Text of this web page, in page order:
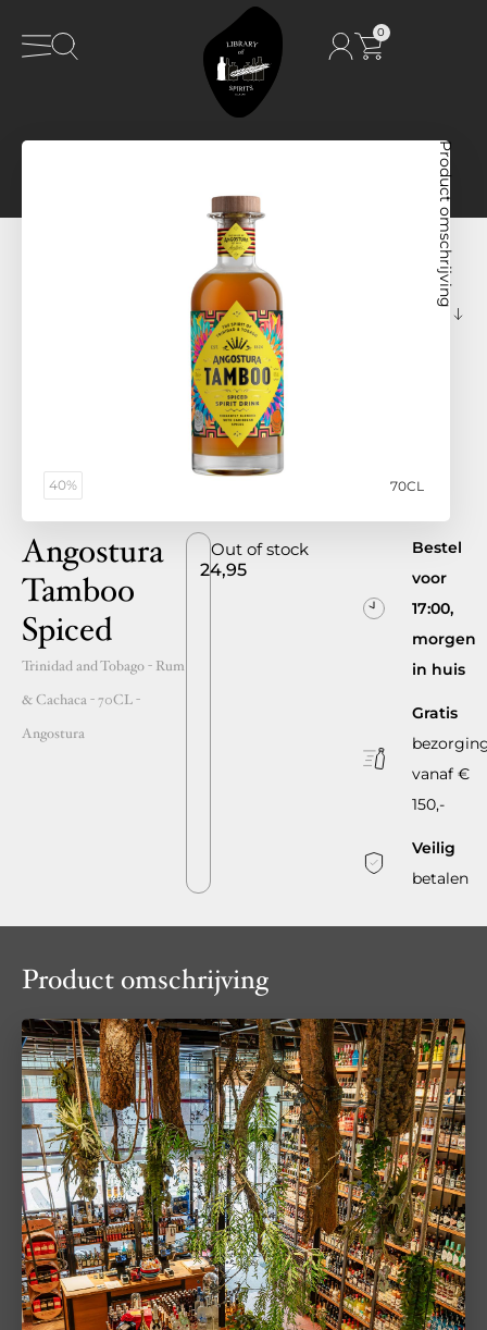
0
40% 70CL
Product omschrijving
Angostura
Tamboo
Spiced
Trinidad and Tobago- Rum
& Cachaca -70CL-
Angostura
24,95
Out of stock
Bestel
voor
17:00,
morgen
in huis
Gratis
vanaf €
150,-
Veilig
betalen
Product omschrijving